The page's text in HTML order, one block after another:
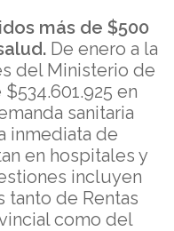
más de $500
De enero a la
del Ministerio de
en
sanitaria
inmediata de
en hospitales y
incluyen
tanto de Rentas
como del